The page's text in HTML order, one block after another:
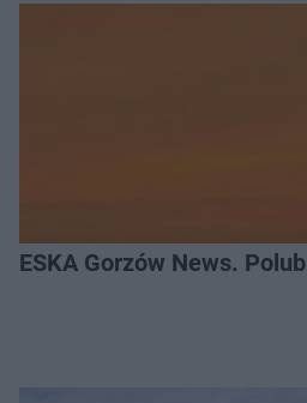
ESKA Gorzów News.